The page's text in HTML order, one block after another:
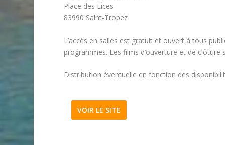
Place des Lices
83990 Saint-Tropez
L’accès en salles est gratuit et ouvert à tous
programmes. Les films d’ouverture et de
Distribution éventuelle en fonction des
VOIR LE SITE